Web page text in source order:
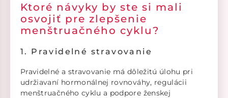
Ktoré návyky by ste si mali
osvojiť pre zlepšenie
menštruačného cyklu?
1. Pravidelné stravovanie
Pravidelné a stravovanie má dôležitú úlohu pri
udržiavaní hormonálnej rovnováhy, regulácii
menštruačného cyklu a podpore ženskej